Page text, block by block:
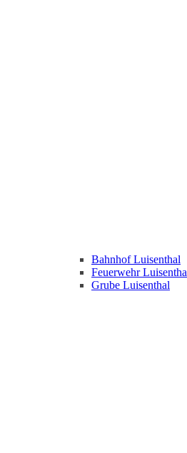
Bahnhof Luisenthal
Feuerwehr
Grube Luisenthal